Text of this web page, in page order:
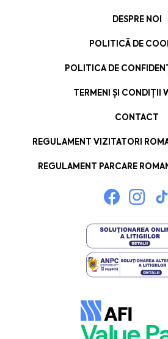
DESPRE NOI
POLITICĂ DE
POLITICA DE
TERMENI ȘI CONDIȚII
CONTACT
REGULAMENT VIZITATORI
REGULAMENT PARCARE